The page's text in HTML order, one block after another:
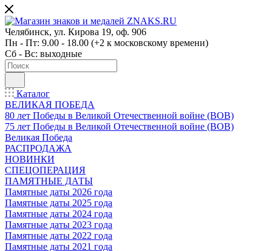
Челябинск, ул. Кирова 19, оф. 906
Пн - Пт: 9.00 - 18.00 (+2 к московскому времени)
Сб - Вс: выходные
Каталог
ВЕЛИКАЯ ПОБЕДА
80 лет Победы в Великой Отечественной войне (ВОВ)
75 лет Победы в Великой Отечественной войне (ВОВ)
Великая Победа
РАСПРОДАЖА
НОВИНКИ
СПЕЦОПЕРАЦИЯ
ПАМЯТНЫЕ ДАТЫ
Памятные даты 2026 года
Памятные даты 2025 года
Памятные даты 2024 года
Памятные даты 2023 года
Памятные даты 2022 года
Памятные даты 2021 года